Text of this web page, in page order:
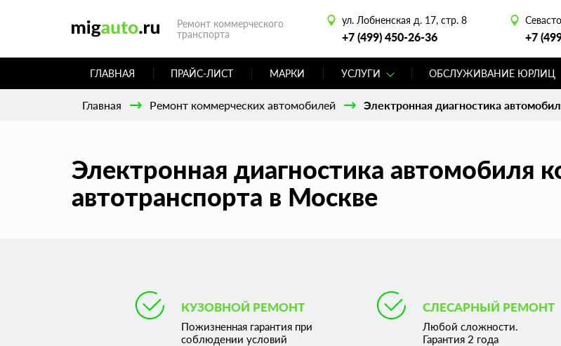
Ремонт коммерческого
транспорта
ул. Лобненская д. 17, стр. 8
+7 (499) 450-26-36 +7
ГЛАВНАЯ ПРАЙС-ЛИСТ МАРКИ УСЛУГИ ОБСЛУЖИВАНИЕ ЮРЛИЦ
Главная Ремонт коммерческих автомобилей Электронная диагностика
Электронная диагностика автомобиля
автотранспорта в Москве
КУЗОВНОЙ РЕМОНТ
Пожизненная гарантия при
соблюдении условий
СЛЕСАРНЫЙ РЕМОНТ
Любой сложности.
Гарантия 2 года